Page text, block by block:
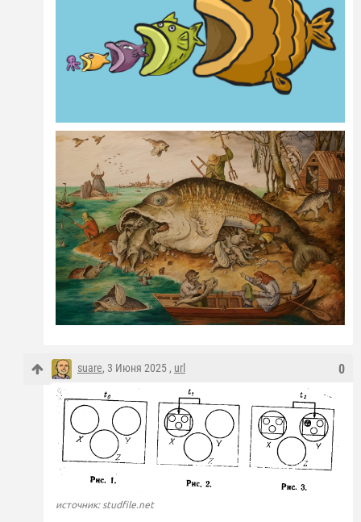
0
suare, 3 Июня 2025 , url
источник: studfile.net